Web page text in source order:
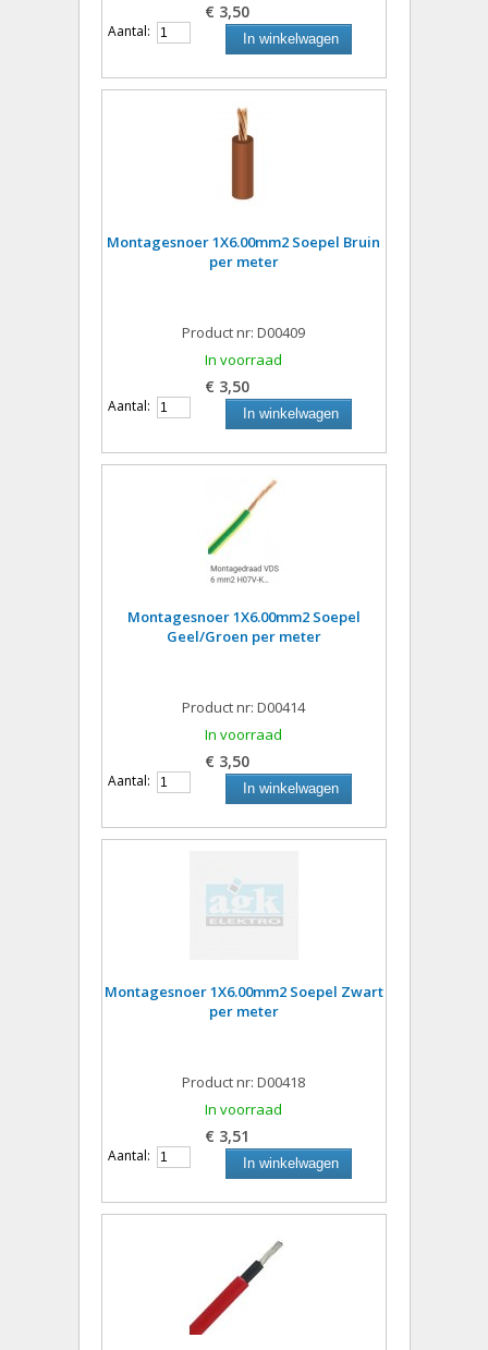
€ 3,50
Aantal: In winkelwagen
Montagesnoer 1X6.00mm2 Soepel Bruin
per meter
Product nr: D00409
In voorraad
€ 3,50
Aantal: In winkelwagen
Montagesnoer 1X6.00mm2 Soepel
Geel/Groen per meter
Product nr: D00414
In voorraad
€ 3,50
Aantal: In winkelwagen
Montagesnoer 1X6.00mm2 Soepel Zwart
per meter
Product nr: D00418
In voorraad
€ 3,51
Aantal: In winkelwagen